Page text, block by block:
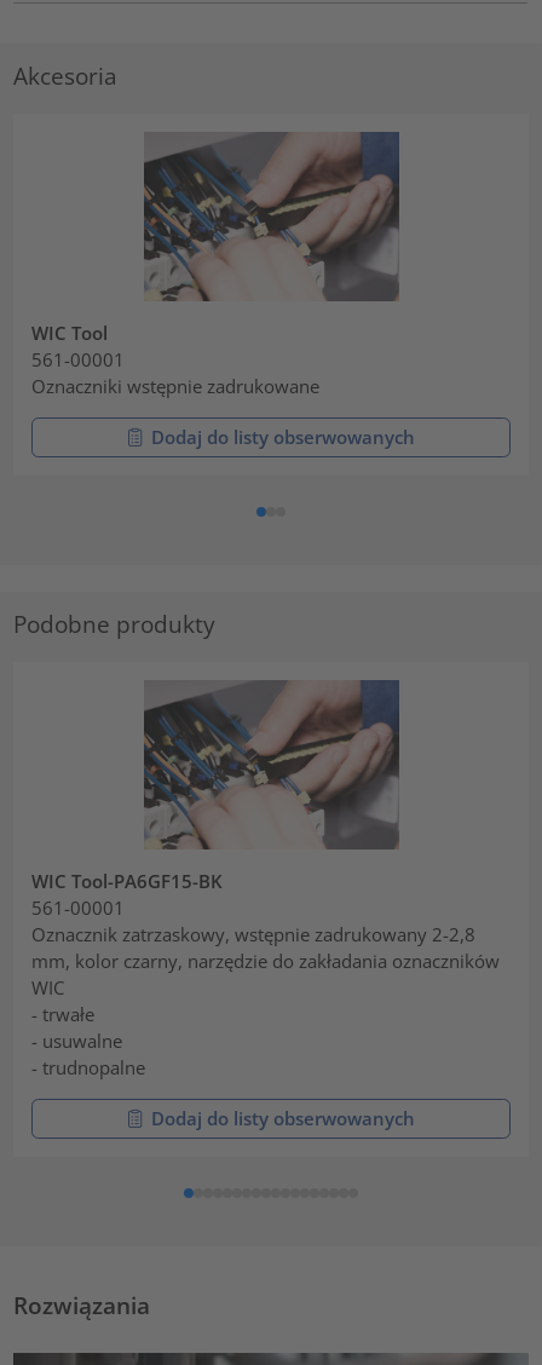
Akcesoria
WIC Tool
561-00001
Oznaczniki wstępnie zadrukowane
Dodaj do listy obserwowanych
Podobne produkty
WIC Tool-PA6GF15-BK
561-00001
Oznacznik zatrzaskowy, wstępnie zadrukowany 2-2,8
mm, kolor czarny, narzędzie do zakładania oznaczników
WIC
- trwałe
- usuwalne
- trudnopalne
Dodaj do listy obserwowanych
Rozwiązania